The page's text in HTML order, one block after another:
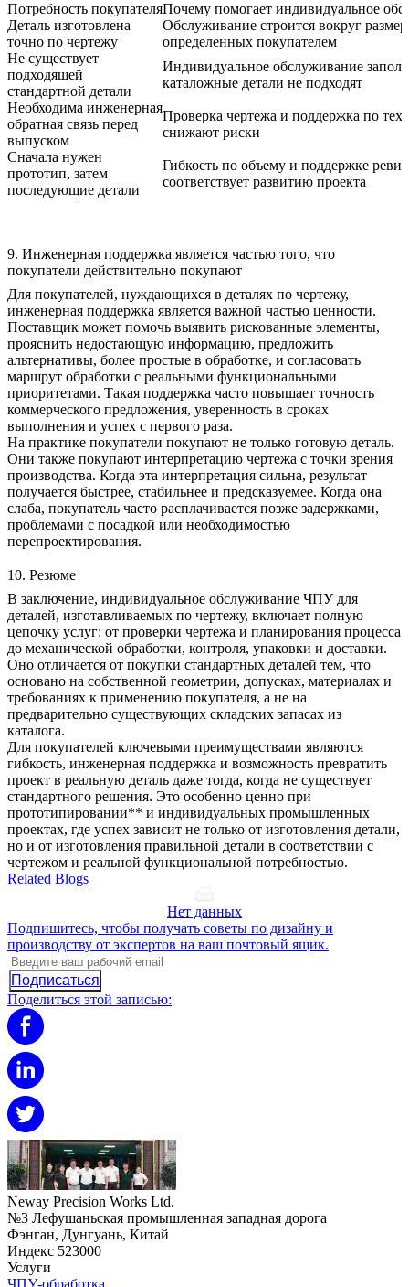
Потребность покупателяПочему помогает индивидуальное
Деталь изготовлена
точно по чертежу
Обслуживание строится вокруг
определенных покупателем
Не существует
подходящей
стандартной детали
Индивидуальное обслуживание
каталожные детали не подходят
Необходима инженерная
обратная связь перед
выпуском
Проверка чертежа и поддержка по
снижают риски
Сначала нужен
прототип, затем
последующие детали
Гибкость по объему и поддержке
соответствует развитию проекта
9. Инженерная поддержка является частью того, что
покупатели действительно покупают
Для покупателей, нуждающихся в деталях по чертежу,
инженерная поддержка является важной частью ценности.
Поставщик может помочь выявить рискованные элементы,
прояснить недостающую информацию, предложить
альтернативы, более простые в обработке, и согласовать
маршрут обработки с реальными функциональными
приоритетами. Такая поддержка часто повышает точность
коммерческого предложения, уверенность в сроках
выполнения и успех с первого раза.
На практике покупатели покупают не только готовую деталь.
Они также покупают интерпретацию чертежа с точки зрения
производства. Когда эта интерпретация сильна, результат
получается быстрее, стабильнее и предсказуемее. Когда она
слаба, покупатель часто расплачивается позже задержками,
проблемами с посадкой или необходимостью
перепроектирования.
10. Резюме
В заключение, индивидуальное обслуживание ЧПУдля
деталей, изготавливаемых по чертежу, включает полную
цепочку услуг: от проверки чертежа и планирования процесса
до механической обработки, контроля, упаковки и доставки.
Оно отличается от покупки стандартных деталей тем, что
основано на собственной геометрии, допусках, материалах и
требованиях к применению покупателя, а не на
предварительно существующих складских запасах из
каталога.
Для покупателей ключевыми преимуществами являются
гибкость, инженерная поддержка и возможность превратить
проект в реальную деталь даже тогда, когда не существует
стандартного решения. Это особенно ценно при
прототипировании** и индивидуальных промышленных
проектах, где успех зависит не только от изготовления детали,
но и от изготовления правильной детали в соответствии с
чертежом и реальной функциональной потребностью.
Related Blogs
Нет данных
Подпишитесь, чтобы получать советы по дизайну и
производству от экспертов на ваш почтовый ящик.
Подписаться
Поделиться этой записью:
Neway Precision Works Ltd.
№3 Лефушаньская промышленная западная дорога
Фэнган, Дунгуань, Китай
Индекс 523000
Услуги